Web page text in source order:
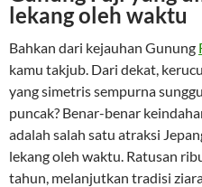
lekang oleh waktu
Bahkan dari kejauhan Gunung
kamu takjub. Dari dekat,
yang simetris sempurna
puncak? Benar-benar
adalah salah satu atraksi
lekang oleh waktu. Ratusan
tahun, melanjutkan tradisi